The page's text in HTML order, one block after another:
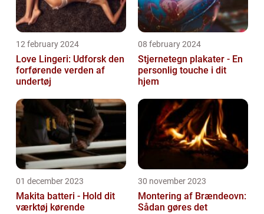
12 february 2024
Love Lingeri: Udforsk den
forførende verden af
undertøj
08 february 2024
Stjernetegn plakater - En
personlig touche i dit
hjem
01 december 2023
Makita batteri - Hold dit
værktøj kørende
30 november 2023
Montering af Brændeovn:
Sådan gøres det